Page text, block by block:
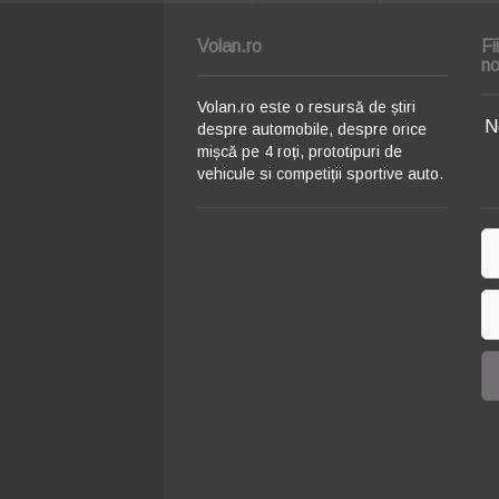
Volan.ro
Volan.ro este o resursă de știri
despre automobile, despre orice
mișcă pe 4 roți, prototipuri de
vehicule si competiții sportive auto.